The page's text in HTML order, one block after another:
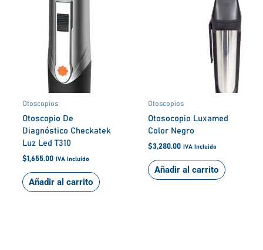
Otoscopios
Otoscopio De
Diagnóstico Checkatek
Luz Led T310
$1,655.00 IVA Incluido
Añadir al carrito
Otoscopios
Otosocopio Luxamed
Color Negro
$3,280.00 IVA Incluido
Añadir al carrito